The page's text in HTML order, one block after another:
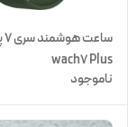
wach7 Plus
ناموجود